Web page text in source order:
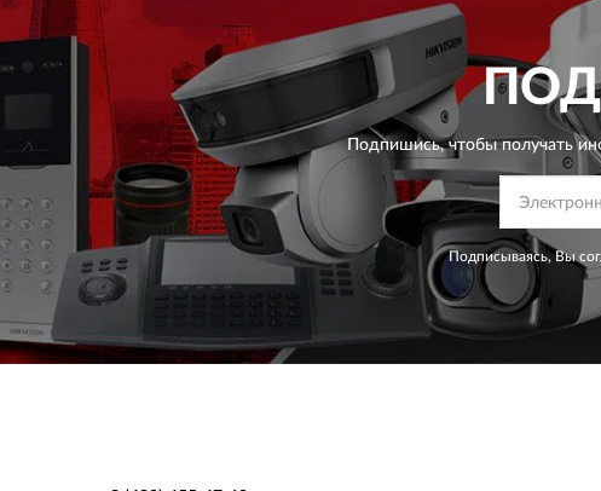
Подпишись, чтобы получать
Подписываясь, Вы